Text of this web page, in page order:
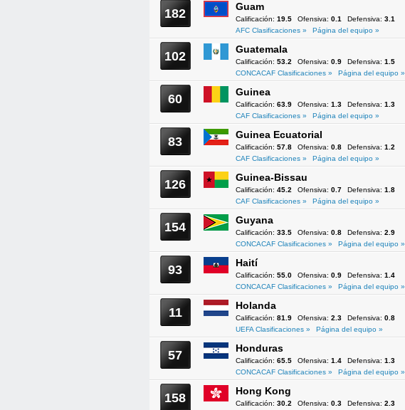
182 Guam
Calificación: 19.5 Ofensiva: 0.1 Defensiva: 3.1
AFC Clasificaciones »
Página del equipo »
102 Guatemala
Calificación: 53.2 Ofensiva: 0.9 Defensiva: 1.5
CONCACAF Clasificaciones »
Página del equipo »
60 Guinea
Calificación: 63.9 Ofensiva: 1.3 Defensiva: 1.3
CAF Clasificaciones »
Página del equipo »
83 Guinea Ecuatorial
Calificación: 57.8 Ofensiva: 0.8 Defensiva: 1.2
CAF Clasificaciones »
Página del equipo »
126 Guinea-Bissau
Calificación: 45.2 Ofensiva: 0.7 Defensiva: 1.8
CAF Clasificaciones »
Página del equipo »
154 Guyana
Calificación: 33.5 Ofensiva: 0.8 Defensiva: 2.9
CONCACAF Clasificaciones »
Página del equipo »
93 Haití
Calificación: 55.0 Ofensiva: 0.9 Defensiva: 1.4
CONCACAF Clasificaciones »
Página del equipo »
11 Holanda
Calificación: 81.9 Ofensiva: 2.3 Defensiva: 0.8
UEFA Clasificaciones »
Página del equipo »
57 Honduras
Calificación: 65.5 Ofensiva: 1.4 Defensiva: 1.3
CONCACAF Clasificaciones »
Página del equipo »
158 Hong Kong
Calificación: 30.2 Ofensiva: 0.3 Defensiva: 2.3